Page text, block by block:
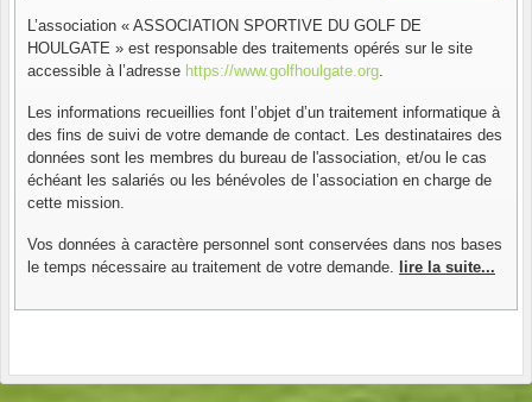
L’association « ASSOCIATION SPORTIVE DU GOLF DE
HOULGATE » est responsable des traitements opérés sur le site
accessible à l’adresse https://www.golfhoulgate.org
Les informations recueillies font l’objet d’un traitement informatique à
des fins de suivi de votre demande de contact. Les destinataires des
données sont les membres du bureau de l'association, et/ou le cas
échéant les salariés ou les bénévoles de l’association en charge de
cette mission.
Vos données à caractère personnel sont conservées dans nos bases
le temps nécessaire au traitement de votre demande. lire la suite...